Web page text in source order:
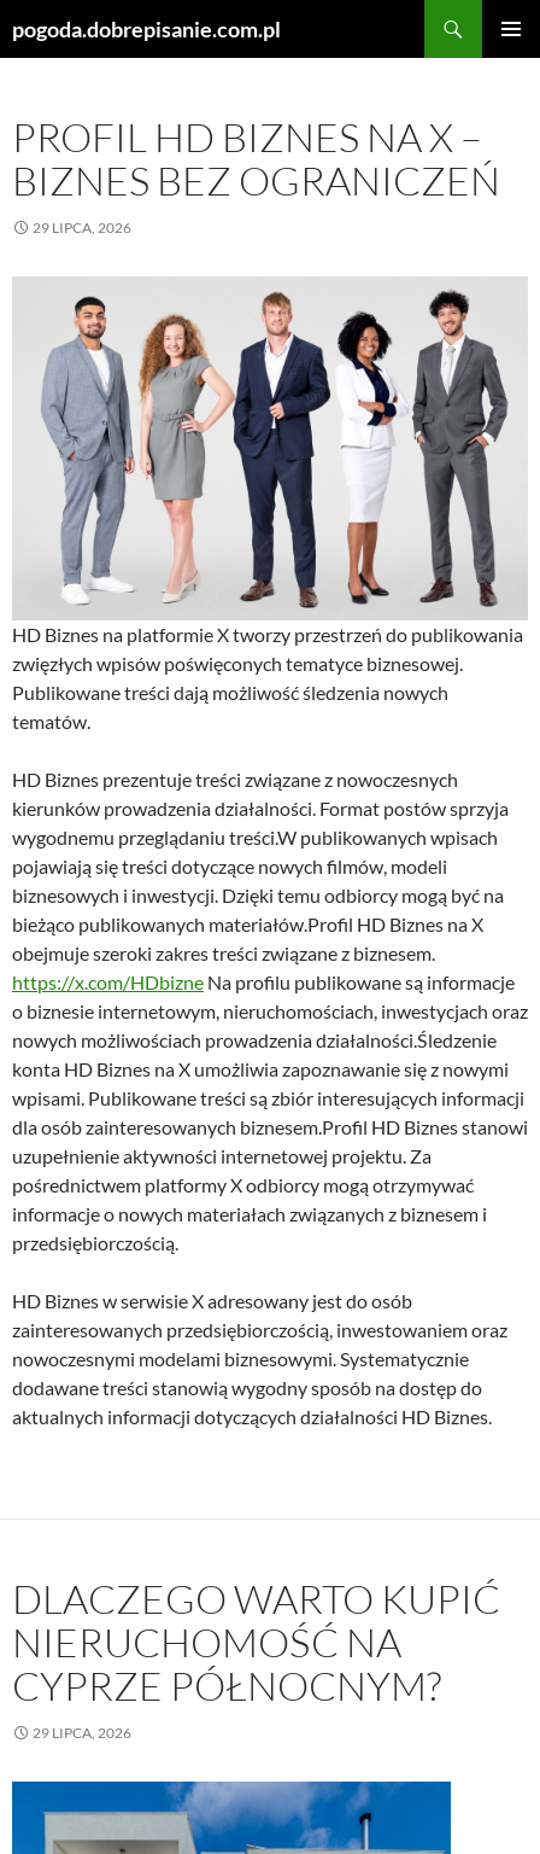
pogoda.dobrepisanie.com.pl
PROFIL HD BIZNES NA X –
BIZNES BEZ OGRANICZEŃ
29 LIPCA, 2026
HD Biznes na platformie X tworzy przestrzeń do publikowania
zwięzłych wpisów poświęconych tematyce biznesowej.
Publikowane treści dają możliwość śledzenia nowych
tematów.
HD Biznes prezentuje treści związane z nowoczesnych
kierunków prowadzenia działalności. Format postów sprzyja
wygodnemu przeglądaniu treści.W publikowanych wpisach
pojawiają się treści dotyczące nowych filmów, modeli
biznesowych i inwestycji. Dzięki temu odbiorcy mogą być na
bieżąco publikowanych materiałów.Profil HD Biznes na X
obejmuje szeroki zakres treści związane z biznesem.
https://x.com/HDbizne Na profilu publikowane są informacje
o biznesie internetowym, nieruchomościach, inwestycjach oraz
nowych możliwościach prowadzenia działalności.Śledzenie
konta HD Biznes na X umożliwia zapoznawanie się z nowymi
wpisami. Publikowane treści są zbiór interesujących informacji
dla osób zainteresowanych biznesem.Profil HD Biznes stanowi
uzupełnienie aktywności internetowej projektu. Za
pośrednictwem platformy X odbiorcy mogą otrzymywać
informacje o nowych materiałach związanych z biznesem i
przedsiębiorczością.
HD Biznes w serwisie X adresowany jest do osób
zainteresowanych przedsiębiorczością, inwestowaniem oraz
nowoczesnymi modelami biznesowymi. Systematycznie
dodawane treści stanowią wygodny sposób na dostęp do
aktualnych informacji dotyczących działalności HD Biznes.
DLACZEGO WARTO KUPIĆ
NIERUCHOMOŚĆ NA
CYPRZE PÓŁNOCNYM?
29 LIPCA, 2026